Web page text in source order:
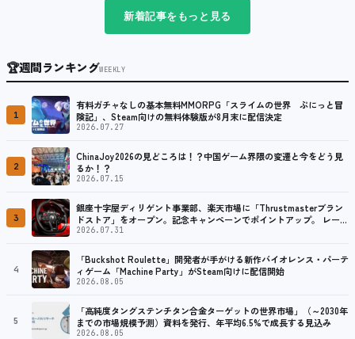
新着記事をもっと見る
🏆週間ランキングWEEKLY
1
有料ガチャなしの基本無料MMORPG「スライムの世界 ぷにっと冒
険記」、Steam向けの無料体験版が8月末に配信決定
2026.07.27
2
ChinaJoy2026の見どころは！？中国ゲーム界隈の変遷と今をどう見
るか！？
2026.07.15
3
銀座十字屋ディリゲント事業部、楽天市場に「Thrustmasterブラン
ドストア」をオープン。記念キャンペーンでポイントアップ。 レーシ
ング／フライトシム向けコントローラーを中心に、幅広くラインナッ
2026.07.31
4
「Buckshot Roulette」開発者が手がける新作バイオレンス・パーテ
ィゲーム「Machine Party」がSteam向けに配信開始
2026.08.05
5
「高純度タングステンチタン合金ターゲットの世界市場」（～2030年
までの市場規模予測）資料を発行、年平均6.5%で成長する見込み
2026.08.05